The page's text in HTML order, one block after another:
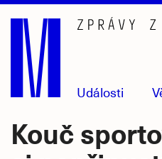
Přejít
hlavní
obsah
Události
Kouč